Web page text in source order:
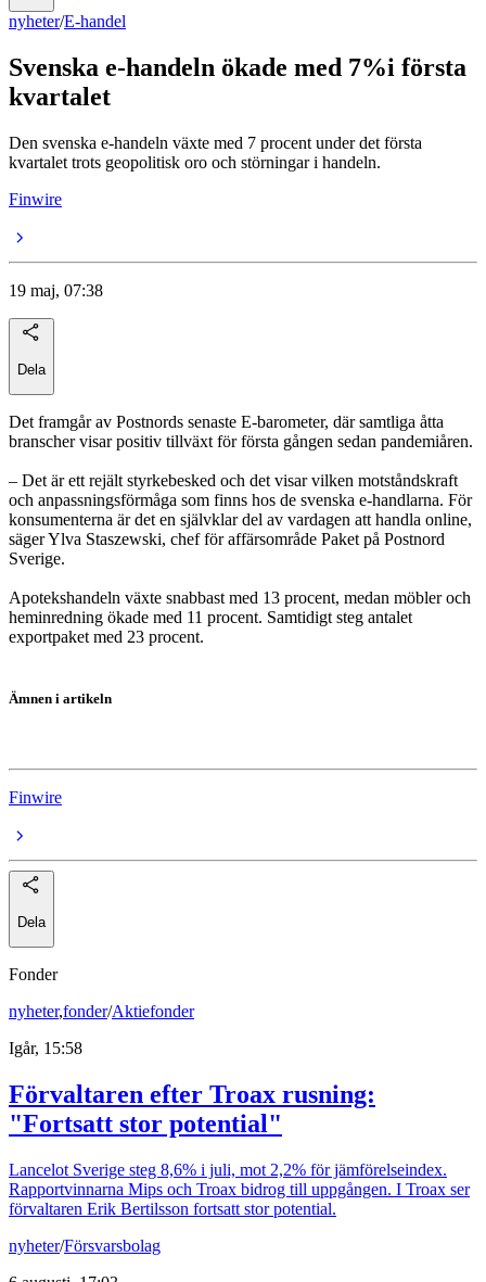
nyheter/E-handel
Svenska e-handeln ökade med 7%i första
kvartalet
Den svenska e-handeln växte med 7 procent under det första
kvartalet trots geopolitisk oro och störningar i handeln.
Finwire
19 maj, 07:38
Dela
Det framgår av Postnords senaste E-barometer, där samtliga åtta
branscher visar positiv tillväxt för första gången sedan pandemiåren.
– Det är ett rejält styrkebesked och det visar vilken motståndskraft
och anpassningsförmåga som finns hos de svenska e-handlarna. För
konsumenterna är det en självklar del av vardagen att handla online,
säger Ylva Staszewski, chef för affärsområde Paket på Postnord
Sverige.
Apotekshandeln växte snabbast med 13 procent, medan möbler och
heminredning ökade med 11 procent. Samtidigt steg antalet
exportpaket med 23 procent.
Ämnen i artikeln
Finwire
Dela
Fonder
nyheter,fonder/Aktiefonder
Igår, 15:58
Förvaltaren efter Troax rusning:
"Fortsatt stor potential"
Lancelot Sverige steg 8,6% i juli, mot 2,2% för jämförelseindex.
Rapportvinnarna Mips och Troax bidrog till uppgången. I Troax ser
förvaltaren Erik Bertilsson fortsatt stor potential.
nyheter/Försvarsbolag